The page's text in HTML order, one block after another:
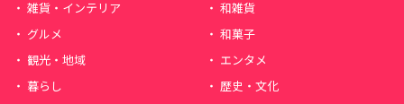
雑貨・インテリア
和雑貨
グルメ
和菓子
観光・地域
エンタメ
暮らし
歴史・文化